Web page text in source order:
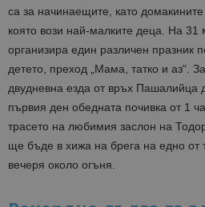
са за начинаещите, като домакините
която вози най-малките деца. На 31
организира един различен празник
детето, преход „Мама, татко и аз“.
двудневна езда от връх Пашалийца
първия ден обедната почивка от 1
трасето на любимия заслон на
ще бъде в хижа на брега на едно от
вечеря около огъня.